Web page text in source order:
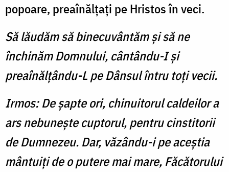
popoare, preaînălţaţi pe Hristos în veci.
Să lăudăm să binecuvântăm şi să ne
închinăm Domnului, cântându-I şi
preaînălţându-L pe Dânsul întru toţi vecii.
Irmos: De şapte ori, chinuitorul caldeilor a
ars nebuneşte cuptorul, pentru cinstitorii
de Dumnezeu. Dar, văzându-i pe aceştia
mântuiţi de o putere mai mare, Făcătorului